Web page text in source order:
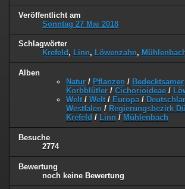
Veröffentlicht am
Sonntag 27 Mai 2018
Schlagwörter
Krefeld , Linn, Löwenzahn,
Alben
Natur / Pflanzen / Bedecktsamer
Korbblütler / Cichorioideae /
Welt / Welt / Europa/
Westfalen / Regierungsbezirk
Krefeld / Linn / Mühlenbach
Besuche
2774
Bewertung
noch keine Bewertung